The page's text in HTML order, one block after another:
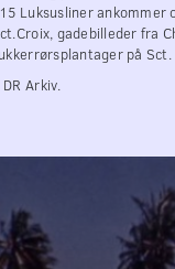
Luksusliner ankommer
gadebilleder fra
på Sct.
Arkiv.